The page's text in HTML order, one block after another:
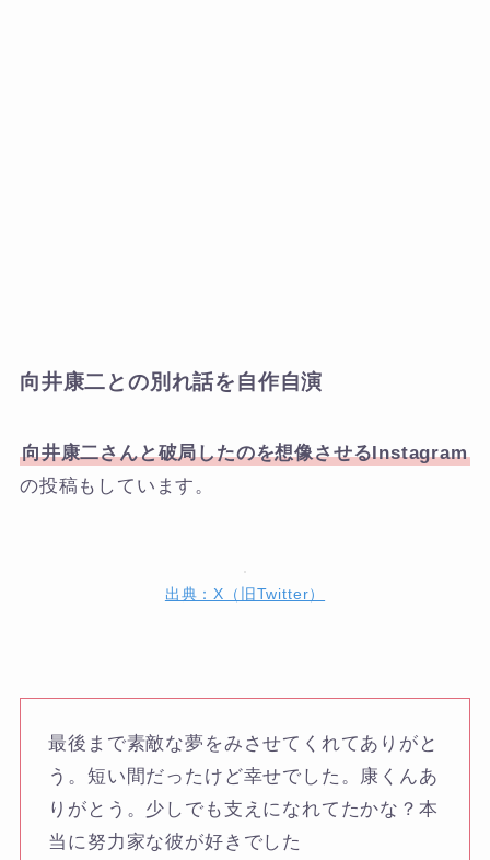
向井康二との別れ話を自作自演
向井康二さんと破局したのを想像させるInstagram
の投稿もしています。
出典：X（旧Twitter）
最後まで素敵な夢をみさせてくれてありがと
う。短い間だったけど幸せでした。康くんあ
りがとう。少しでも支えになれてたかな？本
当に努力家な彼が好きでした